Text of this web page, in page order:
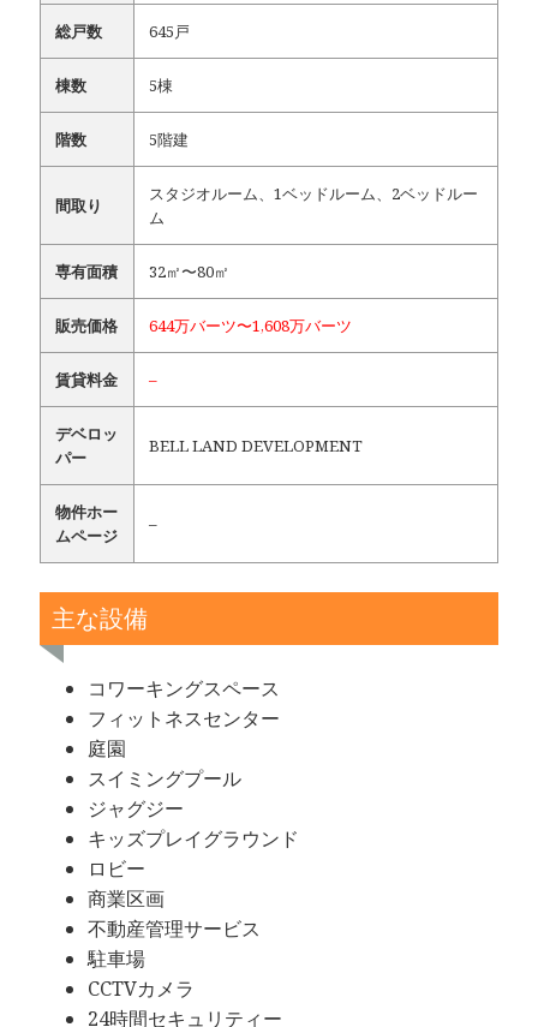
総戸数 645戸
棟数 5棟
階数 5階建
間取り
スタジオルーム、1ベッドルーム、2ベッドルー
ム
専有面積 32㎡〜80㎡
販売価格 644万バーツ〜1,608万バーツ
賃貸料金 –
デベロッ
パー
BELL LAND DEVELOPMENT
物件ホー
ムページ
–
主な設備
コワーキングスペース
フィットネスセンター
庭園
スイミングプール
ジャグジー
キッズプレイグラウンド
ロビー
商業区画
不動産管理サービス
駐車場
CCTVカメラ
24時間セキュリティー